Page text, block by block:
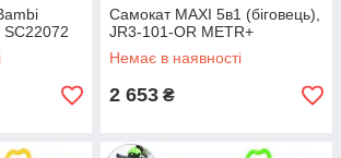
SC22072
Самокат MAXI 5в1 (біговець),
JR3-101-OR METR+
Немає в наявності
2 653 ₴